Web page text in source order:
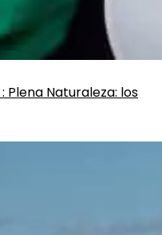
: Plena Naturaleza: los